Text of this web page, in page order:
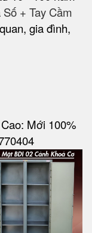
+ Tay Cầm
gia đình,
Mới 100%